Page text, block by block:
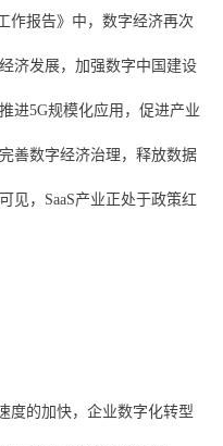
作报告》中，数字经济再次
济发展，加强数字中国建设
进5G规模化应用，促进产业
善数字经济治理，释放数据
见，SaaS产业正处于政策红
度的加快，企业数字化转型